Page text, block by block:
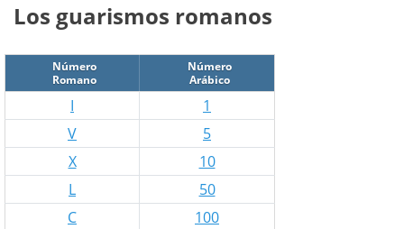
Los guarismos romanos
Número
Romano
Número
Arábico
I
1
V
5
X
10
L
50
C
100